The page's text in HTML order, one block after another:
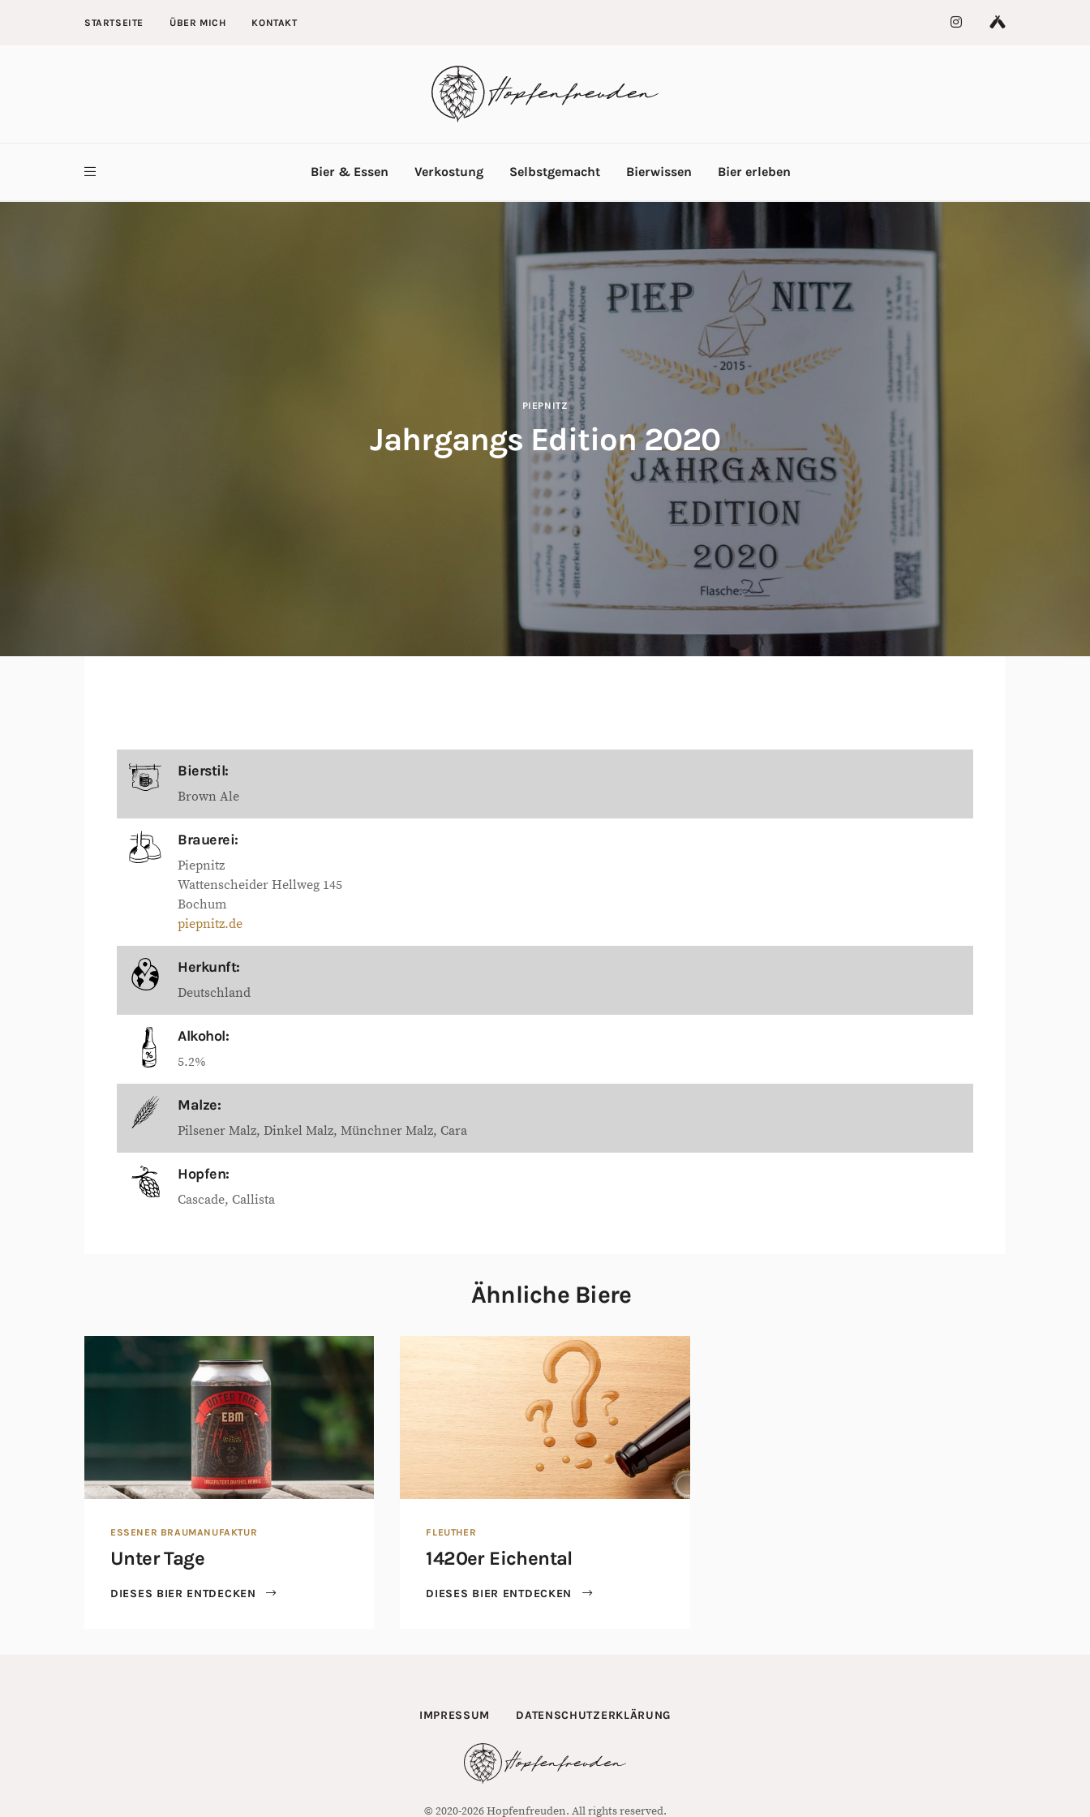
STARTSEITE ÜBER MICH KONTAKT
Bier & Essen Verkostung Selbstgemacht Bierwissen Bier erleben
PIEPNITZ
Jahrgangs Edition 2020
Bierstil:
Brown Ale
Brauerei:
Piepnitz
Wattenscheider Hellweg 145
Bochum
piepnitz.de
Herkunft:
Deutschland
Alkohol:
5.2%
Malze:
Pilsener Malz Dinkel Malz Münchner Malz Cara
Hopfen:
Cascade Callista
Ähnliche Biere
ESSENER BRAUMANUFAKTUR
Unter Tage
DIESES BIER ENTDECKEN
FLEUTHER
1420er Eichental
DIESES BIER ENTDECKEN
IMPRESSUM DATENSCHUTZERKLÄRUNG
© 2020-2026 Hopfenfreuden. All rights reserved.